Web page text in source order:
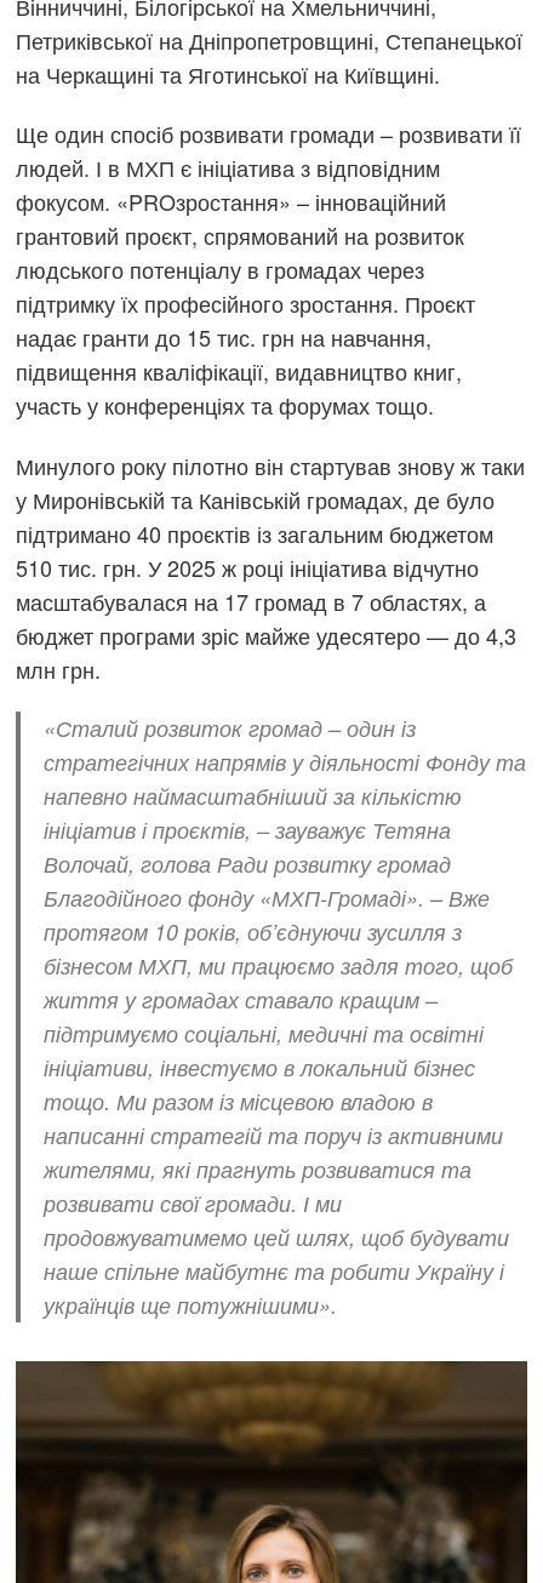
Петриківської на Дніпропетровщині, Степанецької
на Черкащині та Яготинської на Київщині.
Ще один спосіб розвивати громади – розвивати її
людей. І в МХП є ініціатива з відповідним
фокусом. «PROзростання» – інноваційний
грантовий проєкт, спрямований на розвиток
людського потенціалу в громадах через
підтримку їх професійного зростання. Проєкт
надає гранти до 15 тис. грн на навчання,
підвищення кваліфікації, видавництво книг,
участь у конференціях та форумах тощо.
Минулого року пілотно він стартував знову ж таки
у Миронівській та Канівській громадах, де було
підтримано 40 проєктів із загальним бюджетом
510 тис. грн. У 2025 ж році ініціатива відчутно
масштабувалася на 17 громад в 7 областях, а
бюджет програми зріс майже удесятеро — до 4,3
млн грн.
«Сталий розвиток громад – один із
стратегічних напрямів у діяльності Фонду та
напевно наймасштабніший за кількістю
ініціатив і проєктів, –зауважує Тетяна
Волочай, голова Ради розвитку громад
Благодійного фонду «МХП-Громаді». – Вже
протягом 10 років, об’єднуючи зусилля з
бізнесом МХП, ми працюємо задля того, щоб
життя у громадах ставало кращим –
підтримуємо соціальні, медичні та освітні
ініціативи, інвестуємо в локальний бізнес
тощо. Ми разом із місцевою владою в
написанні стратегій та поруч із активними
жителями, які прагнуть розвиватися та
розвивати свої громади. І ми
продовжуватимемо цей шлях, щоб будувати
наше спільне майбутнє та робити Україну і
українців ще потужнішими».